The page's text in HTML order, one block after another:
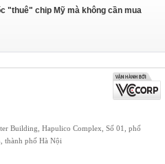
"thuê" chip Mỹ mà không cần mua
Building, Hapulico Complex, Số 01, phố
thành phố Hà Nội